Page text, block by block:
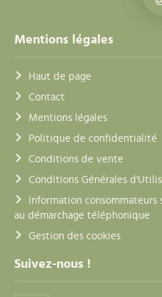
Mentions légales
Haut de page
Contact
Mentions légales
Politique de confidentialité
Conditions de vente
Conditions Générales
Information
au démarchage téléphonique
Gestion des cookies
Suivez-nous !